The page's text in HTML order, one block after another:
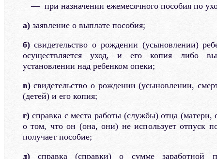
при назначении ежемесячного пособия по
а)заявление о выплате пособия;
б)свидетельство о рождении (усыновлении)
осуществляется уход, и его копия либо
установлении над ребенком опеки;
в)свидетельство о рождении (усыновлении,
(детей) и его копия;
г)справка с места работы (службы) отца (матери,
о том, что он (она, они) не использует отпуск
получает пособие;
д)справка (справки) о сумме заработной